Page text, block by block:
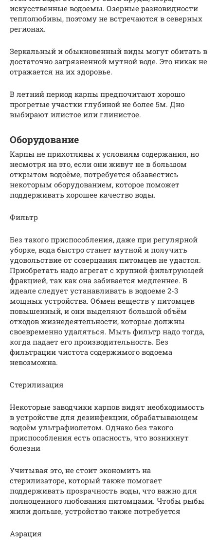
искусственные водоемы. Озерные разновидности
теплолюбивы, поэтому не встречаются в северных
регионах.
Зеркальный и обыкновенный виды могут обитать в
достаточно загрязненной мутной воде. Это никак не
отражается на их здоровье.
В летний период карпы предпочитают хорошо
прогретые участки глубиной не более 5м. Дно
выбирают илистое или глинистое.
Оборудование
Карпы не прихотливы к условиям содержания, но
несмотря на это, если они живут не в большом
открытом водоёме, потребуется обзавестись
некоторым оборудованием, которое поможет
поддерживать хорошее качество воды.
Фильтр
Без такого приспособления, даже при регулярной
уборке, вода быстро станет мутной и получить
удовольствие от созерцания питомцев не удастся.
Приобретать надо агрегат с крупной фильтрующей
фракцией, так как она забивается медленнее. В
идеале следует устанавливать в водоеме 2-3
мощных устройства. Обмен веществ у питомцев
повышенный, и они выделяют большой объём
отходов жизнедеятельности, которые должны
своевременно удаляться. Мыть фильтр надо тогда,
когда падает его производительность. Без
фильтрации чистота содержимого водоема
невозможна.
Стерилизация
Некоторые заводчики карпов видят необходимость
в устройстве для дезинфекции, обрабатывающем
водоём ультрафиолетом. Однако без такого
приспособления есть опасность, что возникнут
болезни
Учитывая это, не стоит экономить на
стерилизаторе, который также помогает
поддерживать прозрачность воды, что важно для
полноценного любования питомцами. Чтобы рыбы
жили дольше, устройство также потребуется
Аэрация